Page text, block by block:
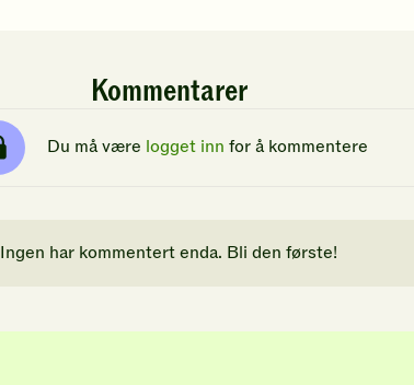
Kommentarer
Du må være logget inn for å kommentere
Ingen har kommentert enda. Bli den første!